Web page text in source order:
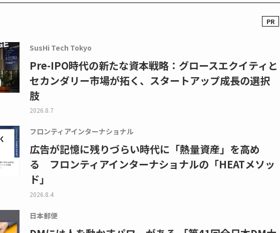
SusHi Tech Tokyo
Pre-IPO時代の新たな資本戦略：グロースエクイティと
セカンダリー市場が拓く、スタートアップ成長の選択
肢
2026.8.7
フロンティアインターナショナル
広告が記憶に残りづらい時代に「熱量資産」を高め
る フロンティアインターナショナルの「HEATメソッ
ド」
2026.8.4
日本郵便